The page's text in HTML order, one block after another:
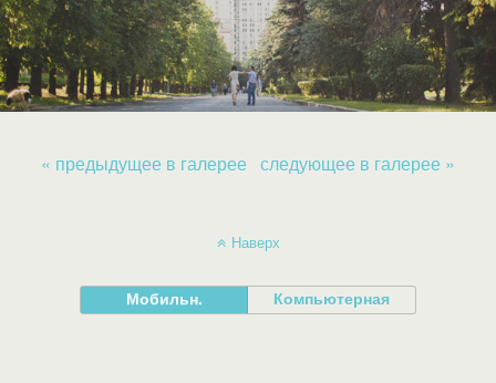
« предыдущее в галерее следующее в галерее »
Наверх
Мобильн. Компьютерная